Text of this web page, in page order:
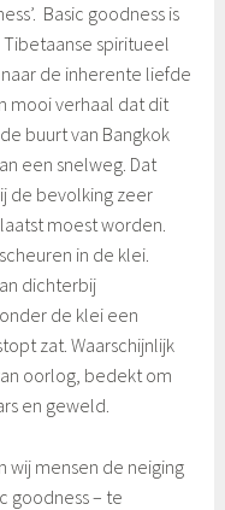
Basic goodness is
spiritueel
de inherente liefde
mooi verhaal dat dit
buurt van Bangkok
een snelweg. Dat
de bevolking zeer
moest worden.
in de klei.
dichterbij
de klei een
zat. Waarschijnlijk
oorlog, bedekt om
en geweld.
wij mensen de neiging
goodness – te